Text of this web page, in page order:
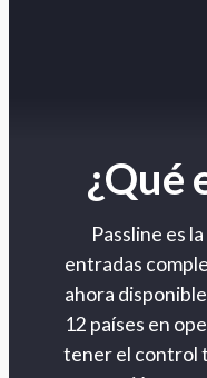
¿Qué
Passline es
entradas
ahora
12 países en
tener el control